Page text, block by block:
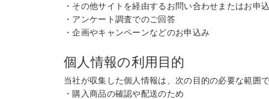
・その他サイトを経由するお問い合わせまたはお申
・アンケート調査でのご回答
・企画やキャンペーンなどのお申込み
個人情報の利用目的
当社が収集した個人情報は、次の目的の必要な範囲
・購入商品の確認や配送のため